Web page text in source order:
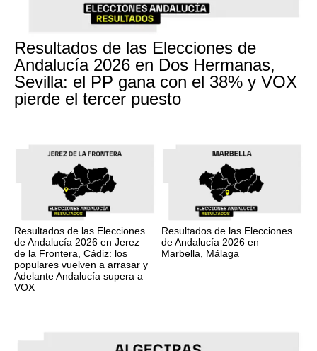
Resultados de las Elecciones de
Andalucía 2026 en Dos Hermanas,
Sevilla: el PP gana con el 38% y VOX
pierde el tercer puesto
Resultados de las Elecciones
de Andalucía 2026 en Jerez
de la Frontera, Cádiz: los
populares vuelven a arrasar y
Adelante Andalucía supera a
VOX
Resultados de las Elecciones
de Andalucía 2026 en
Marbella, Málaga